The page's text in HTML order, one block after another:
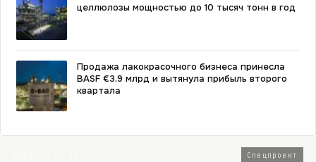
целлюлозы мощностью до 10 тысяч тонн в год
Продажа лакокрасочного бизнеса принесла
BASF €3,9 млрд и вытянула прибыль второго
квартала
Спецпроект